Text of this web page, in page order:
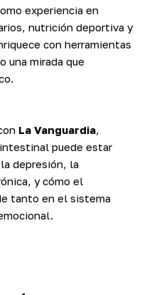
experiencia en
nutrición deportiva y
con herramientas
una mirada que
La Vanguardia,
puede estar
depresión, la
y cómo el
tanto en el sistema